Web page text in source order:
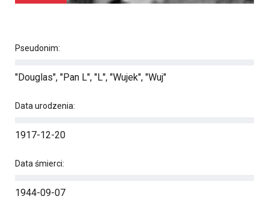
Pseudonim:
"Douglas", "Pan L", "L", "Wujek", "Wuj"
Data urodzenia:
1917-12-20
Data śmierci:
1944-09-07